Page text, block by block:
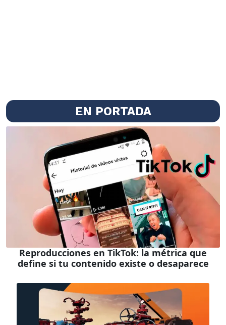
EN PORTADA
Reproducciones en TikTok: la métrica que
define si tu contenido existe o desaparece